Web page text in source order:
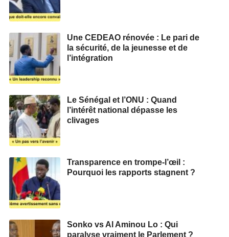
Une CEDEAO rénovée : Le pari de
la sécurité, de la jeunesse et de
l’intégration
Le Sénégal et l’ONU : Quand
l’intérêt national dépasse les
clivages
Transparence en trompe-l’œil :
Pourquoi les rapports stagnent ?
Sonko vs Al Aminou Lo : Qui
paralyse vraiment le Parlement ?